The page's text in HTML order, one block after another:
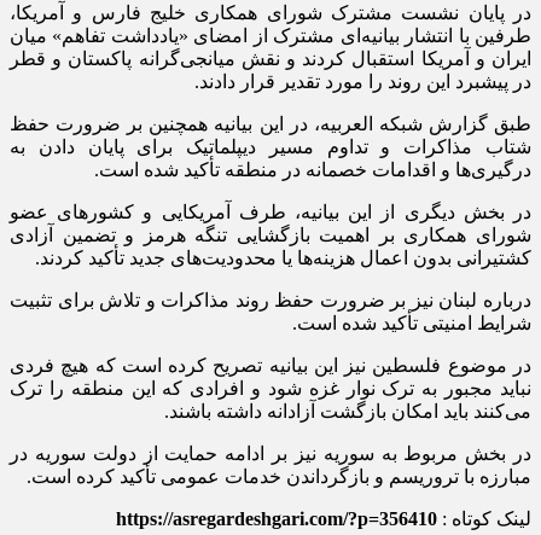
در پایان نشست مشترک شورای همکاری خلیج فارس و آمریکا،
طرفین با انتشار بیانیه‌ای مشترک از امضای «یادداشت تفاهم» میان
ایران و آمریکا استقبال کردند و نقش میانجی‌گرانه پاکستان و قطر
در پیشبرد این روند را مورد تقدیر قرار دادند.
طبق گزارش شبکه العربیه، در این بیانیه همچنین بر ضرورت حفظ
شتاب مذاکرات و تداوم مسیر دیپلماتیک برای پایان دادن به
درگیری‌ها و اقدامات خصمانه در منطقه تأکید شده است.
در بخش دیگری از این بیانیه، طرف آمریکایی و کشور‌های عضو
شورای همکاری بر اهمیت بازگشایی تنگه هرمز و تضمین آزادی
کشتیرانی بدون اعمال هزینه‌ها یا محدودیت‌های جدید تأکید کردند.
درباره لبنان نیز بر ضرورت حفظ روند مذاکرات و تلاش برای تثبیت
شرایط امنیتی تأکید شده است.
در موضوع فلسطین نیز این بیانیه تصریح کرده است که هیچ فردی
نباید مجبور به ترک نوار غزه شود و افرادی که این منطقه را ترک
می‌کنند باید امکان بازگشت آزادانه داشته باشند.
در بخش مربوط به سوریه نیز بر ادامه حمایت از دولت سوریه در
مبارزه با تروریسم و بازگرداندن خدمات عمومی تأکید کرده است.
لینک کوتاه : https://asregardeshgari.com/?p=356410